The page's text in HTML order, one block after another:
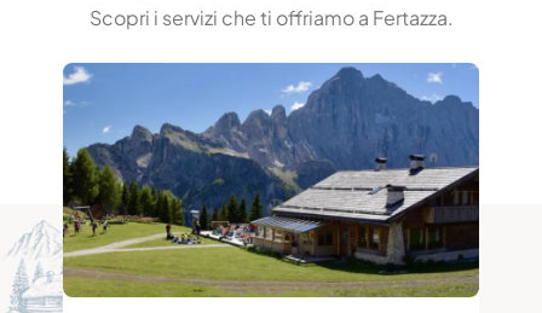
Scopri i servizi che ti offriamo a Fertazza.